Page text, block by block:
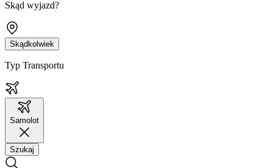
Skąd wyjazd?
Skądkolwiek
Typ Transportu
Samolot
Szukaj